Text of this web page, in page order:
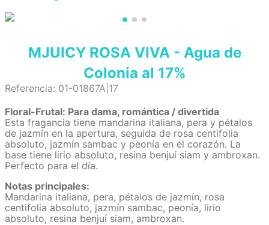
MJUICY ROSA VIVA - Agua de
Colonia al 17%
Referencia: 01-01867A|17
Floral-Frutal: Para dama, romántica / divertida
Esta fragancia tiene mandarina italiana, pera y pétalos
de jazmín en la apertura, seguida de rosa centifolia
absoluto, jazmín sambac y peonía en el corazón. La
base tiene lirio absoluto, resina benjuí siam y ambroxan.
Perfecto para el día.
Notas principales:
Mandarina italiana, pera, pétalos de jazmín, rosa
centifolia absoluto, jazmín sambac, peonía, lirio
absoluto, resina benjuí siam, ambroxan.